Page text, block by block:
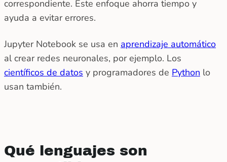
correspondiente. Este enfoque ahorra tiempo y
ayuda a evitar errores.
Jupyter Notebook se usa en aprendizaje automático
al crear redes neuronales, por ejemplo. Los
científicos de datos y programadores de Python lo
usan también.
Qué lenguajes son